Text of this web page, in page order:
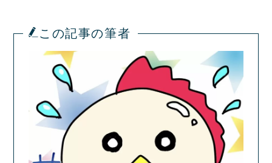
この記事の筆者